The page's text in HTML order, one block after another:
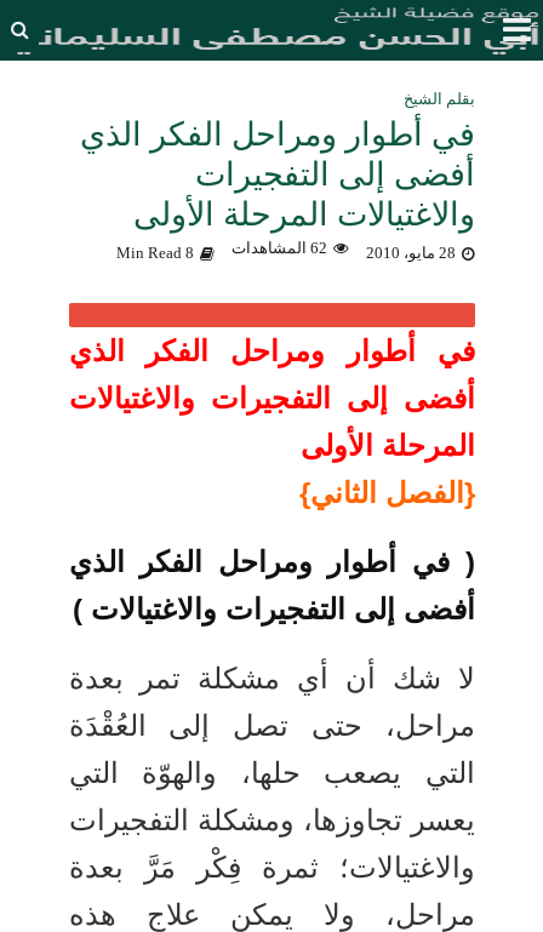
بقلم الشيخ
في أطوار ومراحل الفكر الذي
أفضى إلى التفجيرات
والاغتيالات المرحلة الأولى
28 مايو، 2010 62 المشاهدات 8 Min Read
في أطوار ومراحل الفكر الذي
أفضى إلى التفجيرات والاغتيالات
المرحلة الأولى
{الفصل الثاني}
( في أطوار ومراحل الفكر الذي
أفضى إلى التفجيرات والاغتيالات )
لا شك أن أي مشكلة تمر بعدة
مراحل، حتى تصل إلى العُقْدَة
التي يصعب حلها، والهوّة التي
يعسر تجاوزها، ومشكلة التفجيرات
والاغتيالات؛ ثمرة فِكْر مَرَّ بعدة
مراحل، ولا يمكن علاج هذه